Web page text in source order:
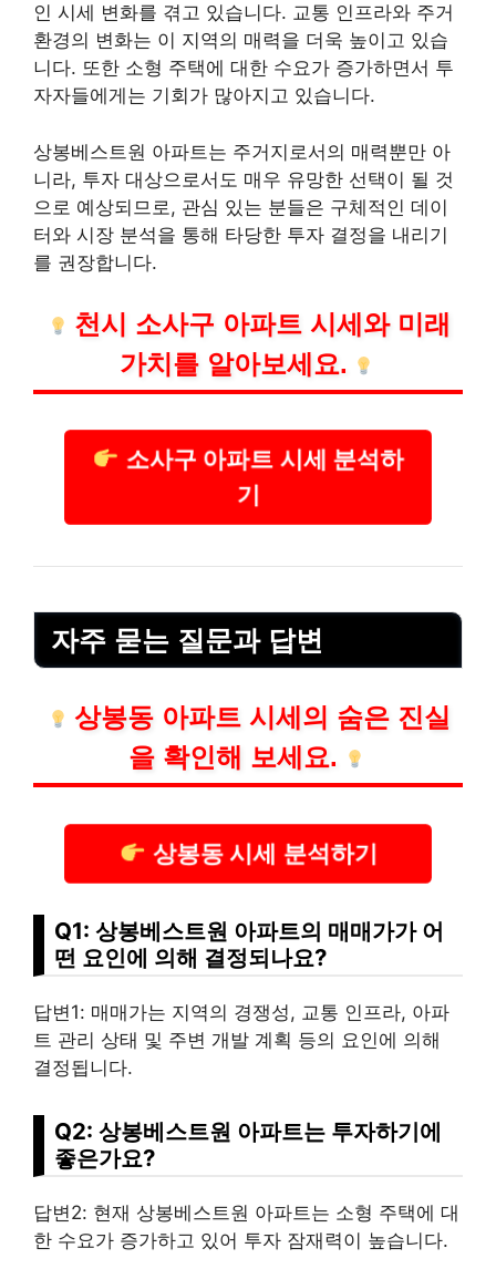
인 시세 변화를 겪고 있습니다. 교통 인프라와 주거
환경의 변화는 이 지역의 매력을 더욱 높이고 있습
니다. 또한 소형 주택에 대한 수요가 증가하면서 투
자자들에게는 기회가 많아지고 있습니다.
상봉베스트원 아파트는 주거지로서의 매력뿐만 아
니라, 투자 대상으로서도 매우 유망한 선택이 될 것
으로 예상되므로, 관심 있는 분들은 구체적인 데이
터와 시장 분석을 통해 타당한 투자 결정을 내리기
를 권장합니다.
천시 소사구 아파트 시세와 미래
가치를 알아보세요.
소사구 아파트 시세 분석하
기
자주 묻는 질문과 답변
상봉동 아파트 시세의 숨은 진실
을 확인해 보세요.
상봉동 시세 분석하기
Q1: 상봉베스트원 아파트의 매매가가 어
떤 요인에 의해 결정되나요?
답변1: 매매가는 지역의 경쟁성, 교통 인프라, 아파
트 관리 상태 및 주변 개발 계획 등의 요인에 의해
결정됩니다.
Q2: 상봉베스트원 아파트는 투자하기에
좋은가요?
답변2: 현재 상봉베스트원 아파트는 소형 주택에 대
한 수요가 증가하고 있어 투자 잠재력이 높습니다.